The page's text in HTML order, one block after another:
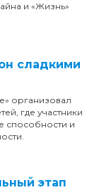
и «Жизнь»
сладкими
организовал
где участники
способности и
этап